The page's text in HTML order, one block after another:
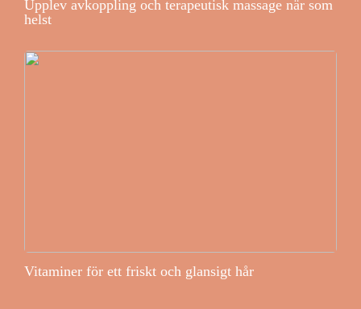
Upplev avkoppling och terapeutisk massage när som
helst
Vitaminer för ett friskt och glansigt hår